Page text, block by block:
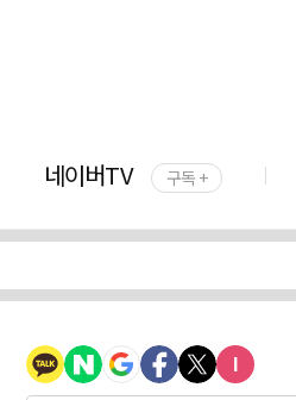
네이버TV 구독 +